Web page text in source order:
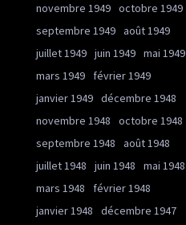
novembre 1949 octobre 1949
septembre 1949 août 1949
juillet 1949 juin 1949 mai 1949
mars 1949
février 1949
janvier 1949 décembre 1948
novembre 1948
octobre 1948
septembre 1948
août 1948
juillet 1948
juin 1948
mai 1948
mars 1948
février 1948
janvier 1948
décembre 1947